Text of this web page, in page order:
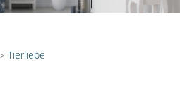
Tierliebe